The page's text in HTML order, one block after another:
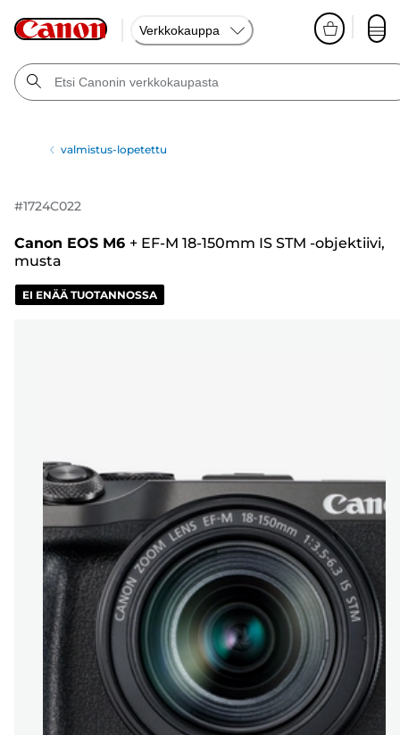
Verkkokauppa
valmistus-lopetettu
#1724C022
Canon EOS M6 + EF-M 18-150mm IS STM -objektiivi,
musta
EI ENÄÄ TUOTANNOSSA